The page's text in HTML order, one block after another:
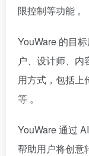
限控制等功能 。
YouWare 的目
户、设计师、
用方式，包括上
等 。
YouWare 通过
帮助用户将创意